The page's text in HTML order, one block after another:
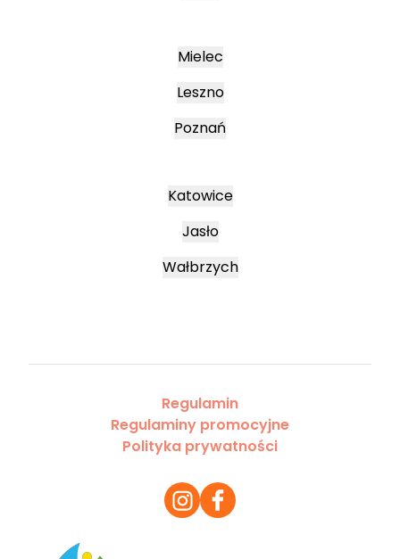
Mielec
Leszno
Poznań
Katowice
Jasło
Wałbrzych
Regulamin
Regulaminy promocyjne
Polityka prywatności